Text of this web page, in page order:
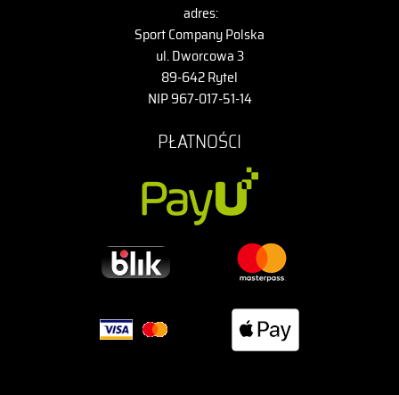
adres:
Sport Company Polska
ul. Dworcowa 3
89-642 Rytel
NIP 967-017-51-14
PŁATNOŚCI